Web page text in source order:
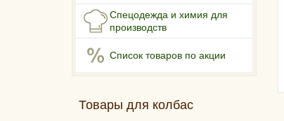
Спецодежда и химия для
производств
Список товаров по акции
Товары для колбас